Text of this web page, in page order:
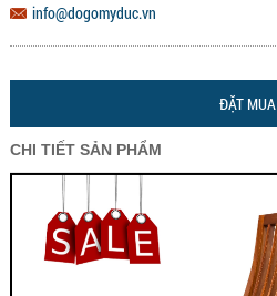
info@dogomyduc.vn
ĐẶT MUA
CHI TIẾT SẢN PHẨM